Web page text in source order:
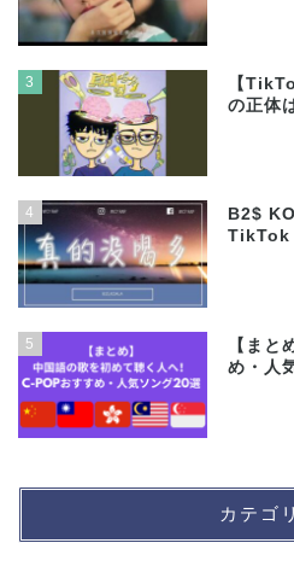
3
【
の正体
4
B2$
TikTok
5
【まと
め・人
カテゴ